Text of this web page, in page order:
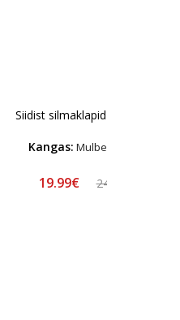
Siidist silmaklapid "Cream"
Kangas: Mulberry Siid
19.99€ 24.99€